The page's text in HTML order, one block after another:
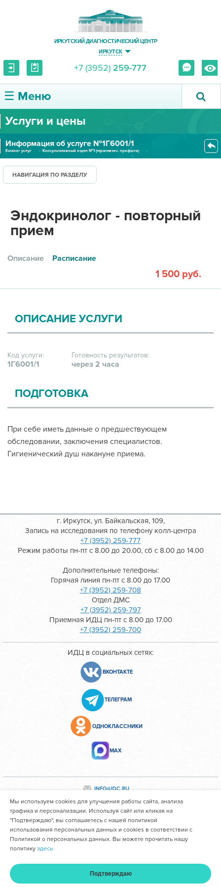
ИРКУТСКИЙ ДИАГНОСТИЧЕСКИЙ ЦЕНТР
ИРКУТСК
+7 (3952) 259-777
☰ Меню
О ЦЕНТРЕ
УСЛУГИ И ЦЕНЫ
ПАЦИЕНТУ
ПРАВОВАЯ ИНФОРМАЦИЯ
Услуги и цены
Информация об услуге №1Г6001/1
Каталог услуг
Консультативный отдел №1 (терапевтич. профиля)
НАВИГАЦИЯ ПО РАЗДЕЛУ
Эндокринолог - повторный
прием
Описание Расписание
1 500 руб.
ОПИСАНИЕ УСЛУГИ
Код услуги:
1Г6001/1
Готовность результатов:
через 2 часа
ПОДГОТОВКА
При себе иметь данные о предшествующем
обследовании, заключения специалистов.
Гигиенический душ накануне приема.
г. Иркутск, ул. Байкальская, 109,
Запись на исследования по телефону колл-центра
+7 (3952) 259-777
Режим работы пн-пт с 8.00 до 20.00, сб с 8.00 до 14.00
Дополнительные телефоны:
Горячая линия пн-пт с 8.00 до 17.00
+7 (3952) 259-708
Отдел ДМС
+7 (3952) 259-797
Приемная ИДЦ пн-пт с 8.00 до 17.00
+7 (3952) 259-700
ИДЦ в социальных сетях:
ВКОНТАКТЕ
ТЕЛЕГРАМ
ОДНОКЛАССНИКИ
МАХ
INFO@IDC.RU
Все персональные данные сотрудников размещены с их
согласия
Областное государственное автономное учреждение
здравоохранения "Иркутский областной клинический
консультативно-диагностический центр им. И.В. Ушакова"
Мы используем cookies для улучшения работы сайта, анализа
трафика и персонализации. Используя сайт или кликая на
"Подтверждаю", вы соглашаетесь с нашей политикой
использования персональных данных и cookies в соответствии с
Политикой о персональных данных. Вы можете прочитать нашу
политику здесь
Подтверждаю